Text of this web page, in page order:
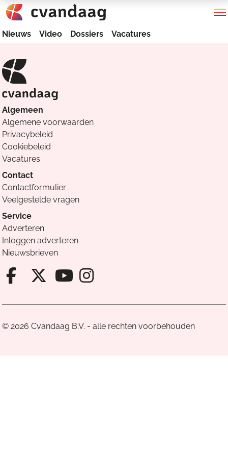
Nieuws Video Dossiers Vacatures
Algemeen
Algemene voorwaarden
Privacybeleid
Cookiebeleid
Vacatures
Contact
Contactformulier
Veelgestelde vragen
Service
Adverteren
Inloggen adverteren
Nieuwsbrieven
Facebook van Cvandaag
X van Cvandaag
Instagram van
© 2026 Cvandaag B.V. - alle rechten voorbehouden